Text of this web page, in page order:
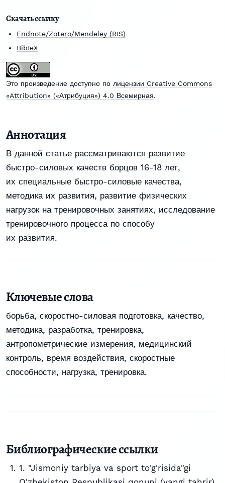
Скачать ссылку
Endnote/Zotero/Mendeley (RIS)
BibTeX
Это произведение доступно по лицензии Creative Commons
«Attribution» («Атрибуция») 4.0 Всемирная.
Аннотация
В данной статье рассматриваются развитие
быстро-силовых качеств борцов 16-18 лет,
их специальные быстро-силовые качества,
методика их развития, развитие физических
нагрузок на тренировочных занятиях, исследование
тренировочного процесса по способу
их развития.
Ключевые слова
борьба, скоростно-силовая подготовка, качество,
методика, разработка, тренировка,
антропометрические измерения, медицинский
контроль, время воздействия, скоростные
способности, нагрузка, тренировка.
Библиографические ссылки
1. "Jismoniy tarbiya va sport to'g'risida"gi